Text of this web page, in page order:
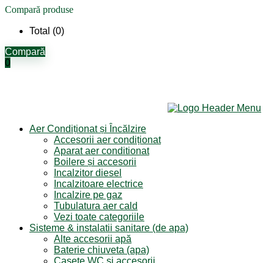
Compară produse
Total (0)
Compară
0
Aer Condiționat și Încălzire
Accesorii aer condiționat
Aparat aer conditionat
Boilere și accesorii
Incalzitor diesel
Incalzitoare electrice
Incalzire pe gaz
Tubulatura aer cald
Vezi toate categoriile
Sisteme & instalatii sanitare (de apa)
Alte accesorii apă
Baterie chiuveta (apa)
Casete WC și accesorii